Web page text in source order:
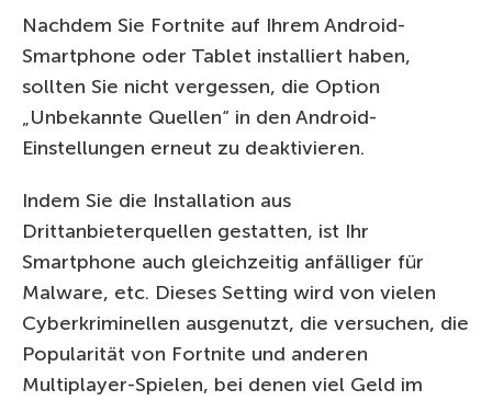
Nachdem Sie Fortnite auf Ihrem Android-
Smartphone oder Tablet installiert haben,
sollten Sie nicht vergessen, die Option
„Unbekannte Quellen“ in den Android-
Einstellungen erneut zu deaktivieren.
Indem Sie die Installation aus
Drittanbieterquellen gestatten, ist Ihr
Smartphone auch gleichzeitig anfälliger für
Malware, etc. Dieses Setting wird von vielen
Cyberkriminellen ausgenutzt, die versuchen, die
Popularität von Fortnite und anderen
Multiplayer-Spielen, bei denen viel Geld im